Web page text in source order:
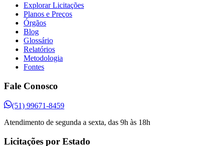
Explorar Licitações
Planos e Preços
Órgãos
Blog
Glossário
Relatórios
Metodologia
Fontes
Fale Conosco
(51) 99671-8459
Atendimento de segunda a sexta, das 9h às 18h
Licitações por Estado